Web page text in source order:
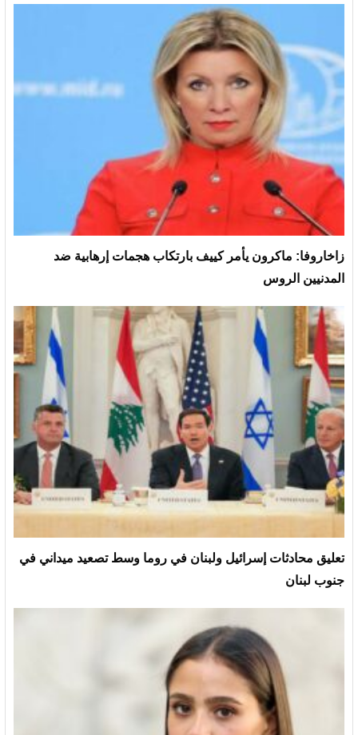
زاخاروفا: ماكرون يأمر كييف بارتكاب هجمات إرهابية ضد
المدنيين الروس
تعليق محادثات إسرائيل ولبنان في روما وسط تصعيد ميداني في
جنوب لبنان